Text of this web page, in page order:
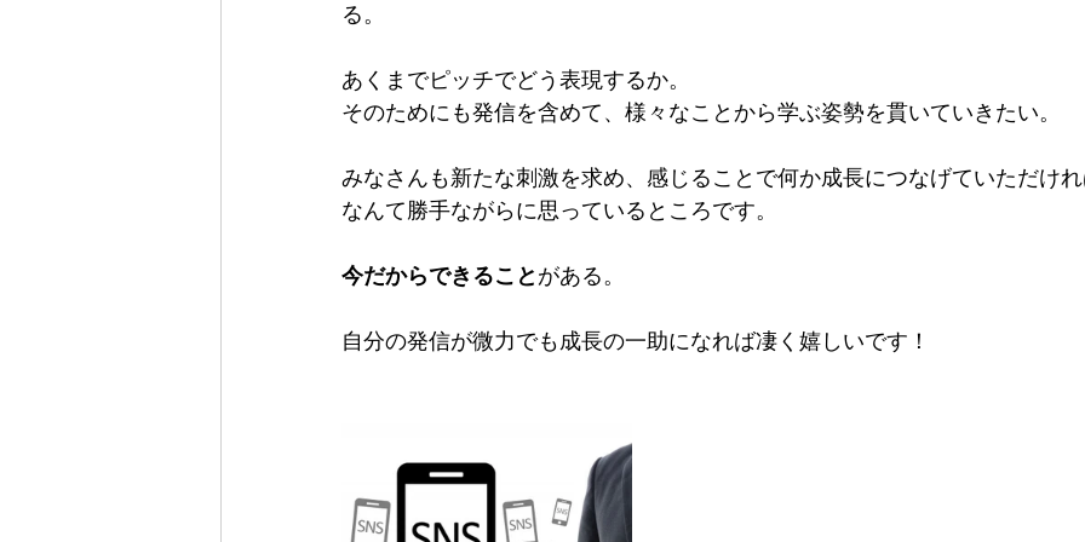
る。
あくまでピッチでどう表現するか。
そのためにも発信を含めて、様々なことから学ぶ姿勢を貫いていきたい。
みなさんも新たな刺激を求め、感じることで何か成長につなげていただけ
なんて勝手ながらに思っているところです。
今だからできることがある。
自分の発信が微力でも成長の一助になれば凄く嬉しいです！